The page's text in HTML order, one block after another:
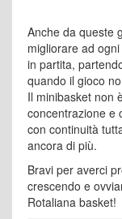
Anche da queste
migliorare ad
in partita,
quando il gioco
Il minibasket non
concentrazione e
con continuità
ancora di più.
Bravi per averci
crescendo e
Rotaliana basket!